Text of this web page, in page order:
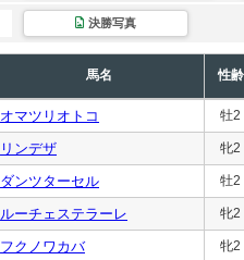
決勝写真
馬名 性齢
オマツリオトコ 牡2
リンデザ 牝2
ダンツターセル 牡2
ルーチェステラーレ 牝2
フクノワカバ 牝2